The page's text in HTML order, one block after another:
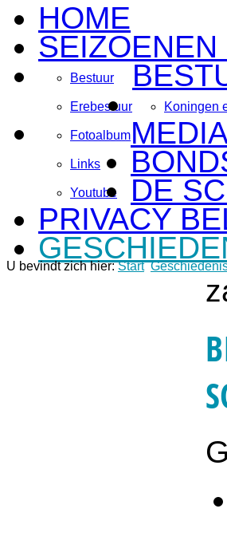
HOME
Bestuur
Erebestuur Koningen
Fotoalbum
Links
Youtube
DE
PRIVACY
U bevindt zich hier:Start